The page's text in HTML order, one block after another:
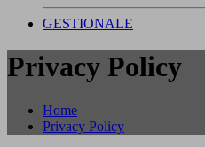
GESTIONALE
Privacy Policy
Home
Privacy Policy